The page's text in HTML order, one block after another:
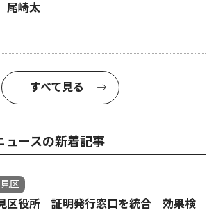
崎太
すべて見る
ュースの新着記事
区
区役所 証明発行窓口を統合 効果検